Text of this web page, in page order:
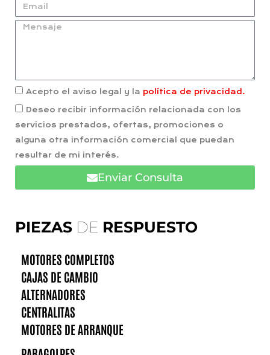
PIEZAS DE RESPUESTO
MOTORES COMPLETOS
CAJAS DE CAMBIO
ALTERNADORES
CENTRALITAS
MOTORES DE ARRANQUE
Acepto el aviso legal y la política de privacidad.
Deseo recibir información relacionada con los
servicios prestados, ofertas, promociones o
alguna otra información comercial que puedan
resultar de mi interés.
Enviar Consulta